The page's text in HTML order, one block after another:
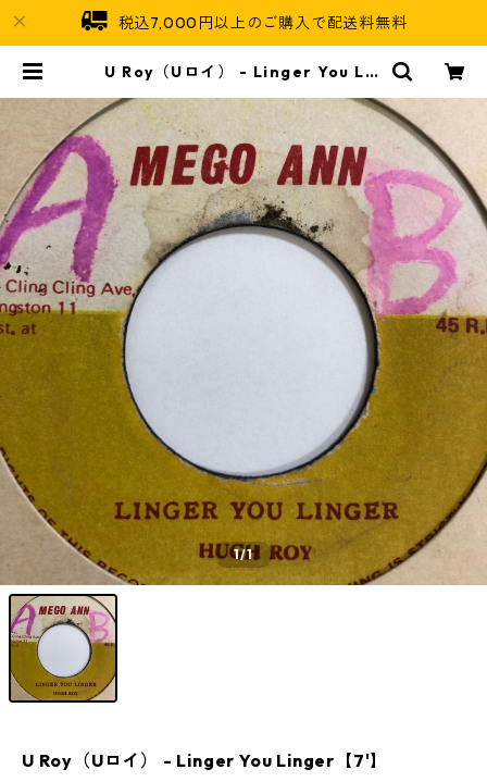
税込7,000円以上のご購入で配送料無料
U Roy（Uロイ） - Linger You Lin
1/1
U Roy（Uロイ） - Linger You Linger【7'】